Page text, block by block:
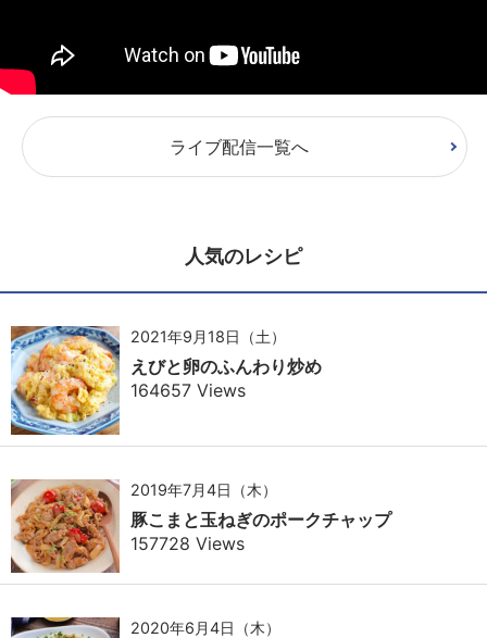
ライブ配信一覧へ
人気のレシピ
2021年9月18日（土）
えびと卵のふんわり炒め
164657 Views
2019年7月4日（木）
豚こまと玉ねぎのポークチャップ
157728 Views
2020年6月4日（木）